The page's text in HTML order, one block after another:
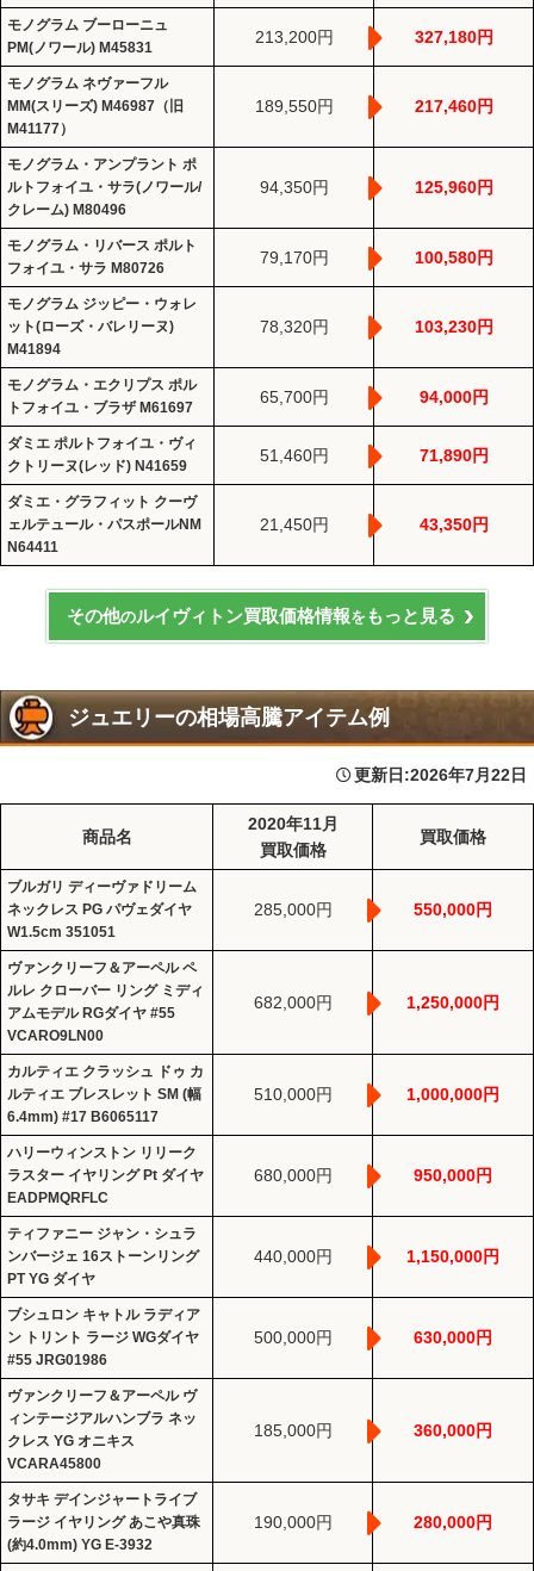
モノグラム ブーローニュ
PM(ノワール) M45831
213,200円 327,180円
モノグラム ネヴァーフル
MM(スリーズ) M46987（旧
M41177）
189,550円 217,460円
モノグラム・アンプラント ポ
ルトフォイユ・サラ(ノワール/
クレーム) M80496
94,350円 125,960円
モノグラム・リバース ポルト
フォイユ・サラ M80726
79,170円 100,580円
モノグラム ジッピー・ウォレ
ット(ローズ・バレリーヌ)
M41894
78,320円 103,230円
モノグラム・エクリプス ポル
トフォイユ・ブラザ M61697
65,700円 94,000円
ダミエ ポルトフォイユ・ヴィ
クトリーヌ(レッド) N41659
51,460円 71,890円
ダミエ・グラフィット クーヴ
ェルテュール・パスポールNM
N64411
21,450円 43,350円
その他のルイヴィトン買取価格情報を もっと見る
ジュエリーの相場高騰アイテム例
更新日:2026年7月22日
商品名
2020年11月
買取価格
買取価格
ブルガリ ディーヴァドリーム
ネックレス PG パヴェダイヤ
W1.5cm 351051
285,000円 550,000円
ヴァンクリーフ＆アーペル ペ
ルレ クローバー リング ミディ
アムモデル RGダイヤ #55
VCARO9LN00
682,000円 1,250,000円
カルティエ クラッシュ ドゥ カ
ルティエ ブレスレット SM (幅
6.4mm) #17 B6065117
510,000円 1,000,000円
ハリーウィンストン リリーク
ラスター イヤリング Pt ダイヤ
EADPMQRFLC
680,000円 950,000円
ティファニー ジャン・シュラ
ンバージェ 16ストーンリング
PT YG ダイヤ
440,000円 1,150,000円
ブシュロン キャトル ラディア
ン トリント ラージ WGダイヤ
#55 JRG01986
500,000円 630,000円
ヴァンクリーフ＆アーペル ヴ
ィンテージアルハンブラ ネッ
クレス YG オニキス
VCARA45800
185,000円 360,000円
タサキ デインジャートライブ
ラージ イヤリング あこや真珠
(約4.0mm) YG E-3932
190,000円 280,000円